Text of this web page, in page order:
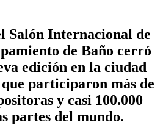
Salón Internacional de
de Baño cerró
edición en la ciudad
participaron más de
y casi 100.000
partes del mundo.